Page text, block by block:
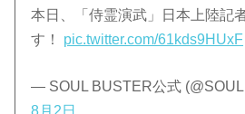
本日、「侍霊演武」日本上陸記
す！ pic.twitter.com/61kds9HUxF
— SOUL BUSTER公式
8月2日